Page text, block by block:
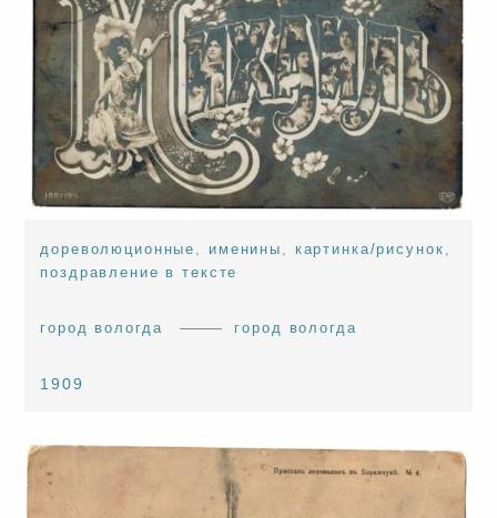
дореволюционные , именины , картинка/рисунок ,
поздравление в тексте
город вологда город вологда
1909